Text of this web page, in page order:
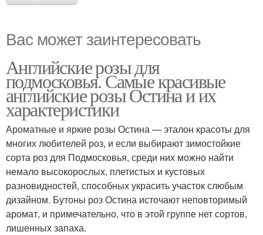
Вас может заинтересовать
Английские розы для
подмосковья. Самые красивые
английские розы Остина и их
характеристики
Ароматные и яркие розы Остина — эталон красоты для
многих любителей роз, и если выбирают зимостойкие
сорта роз для Подмосковья, среди них можно найти
немало высокорослых, плетистых и кустовых
разновидностей, способных украсить участок слюбым
дизайном. Бутоны роз Остина источают неповторимый
аромат, и примечательно, что в этой группе нет сортов,
лишенных запаха.